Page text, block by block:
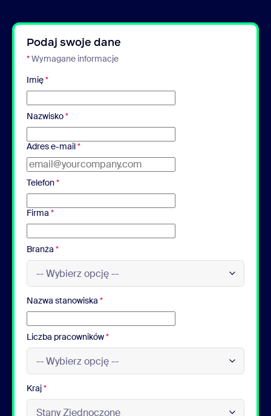
Podaj swoje dane
*Wymagane informacje
Imię*
Nazwisko*
Adres e-mail*
Telefon*
Firma *
Branża *
Nazwa stanowiska *
Liczba pracowników*
Kraj*